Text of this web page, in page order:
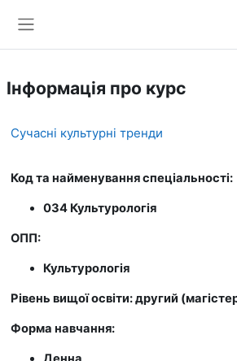
Інформація про курс
Сучасні культурні тренди
Код та найменування спеціальності:
034 Культурологія
ОПП:
Культурологія
Рівень вищої освіти: другий
Форма навчання: